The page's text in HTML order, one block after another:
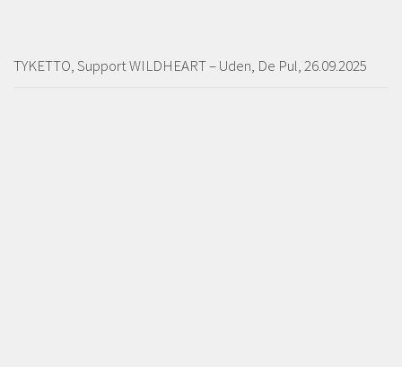
TYKETTO, Support WILDHEART – Uden, De Pul, 26.09.2025